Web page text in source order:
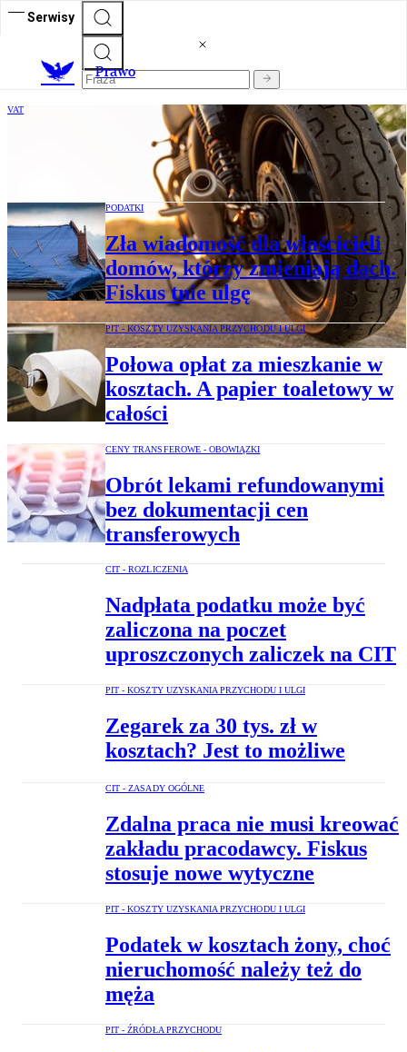
Serwisy
Prawo
VAT
Motocykl jak samochód. Można odliczyć
VAT, ale z ograniczeniami
PODATKI
Zła wiadomość dla właścicieli
domów, którzy zmieniają dach.
Fiskus tnie ulgę
PIT - KOSZTY UZYSKANIA PRZYCHODU I ULGI
Połowa opłat za mieszkanie w
kosztach. A papier toaletowy w
całości
CENY TRANSFEROWE - OBOWIĄZKI
Obrót lekami refundowanymi
bez dokumentacji cen
transferowych
CIT - ROZLICZENIA
Nadpłata podatku może być
zaliczona na poczet
uproszczonych zaliczek na CIT
PIT - KOSZTY UZYSKANIA PRZYCHODU I ULGI
Zegarek za 30 tys. zł w
kosztach? Jest to możliwe
CIT - ZASADY OGÓLNE
Zdalna praca nie musi kreować
zakładu pracodawcy. Fiskus
stosuje nowe wytyczne
PIT - KOSZTY UZYSKANIA PRZYCHODU I ULGI
Podatek w kosztach żony, choć
nieruchomość należy też do
męża
PIT - ŹRÓDŁA PRZYCHODU